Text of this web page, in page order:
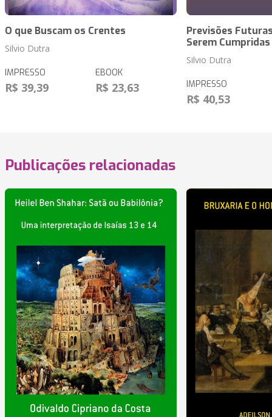
O que Buscam os Crentes
Silvio Dutra
IMPRESSO
R$ 39,39
EBOOK
R$ 23,63
Previsões
Serem Cumpridas
Silvio Dutra
IMPRESSO
R$ 40,53
Publicações relacionadas